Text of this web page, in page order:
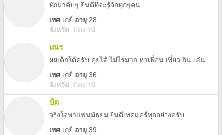
ทักมาคับๆ ยินดีที่จะรู้จักทุกๆคน
เพศ:เกย์ อายุ:28
จังหวัด: ปัตตานี
เณร
เพศ:เกย์ อายุ:36
จังหวัด: ปัตตานี
บัด
จริงใจหาแฟนมัธยม ยินดีเทคแคร์ทุกอย่างครับ
เพศ:เกย์ อายุ:39